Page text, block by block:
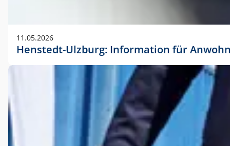
11.05.2026
Henstedt-Ulzburg: Information für